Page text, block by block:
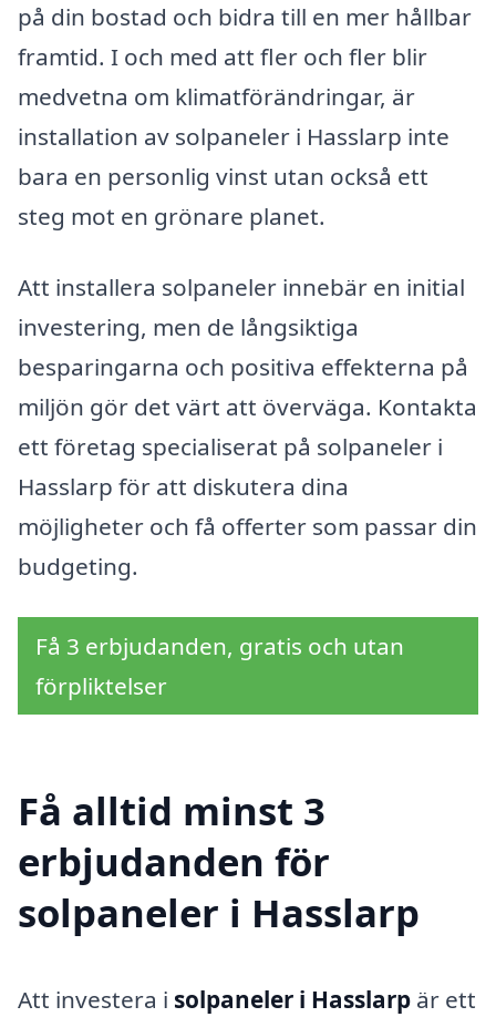
på din bostad och bidra till en mer hållbar
framtid. I och med att fler och fler blir
medvetna om klimatförändringar, är
installation av solpaneler i Hasslarp inte
bara en personlig vinst utan också ett
steg mot en grönare planet.
Att installera solpaneler innebär en initial
investering, men de långsiktiga
besparingarna och positiva effekterna på
miljön gör det värt att överväga. Kontakta
ett företag specialiserat på solpaneler i
Hasslarp för att diskutera dina
möjligheter och få offerter som passar din
budgeting.
Få 3 erbjudanden, gratis och utan
förpliktelser
Få alltid minst 3
erbjudanden för
solpaneler i Hasslarp
Att investera i solpaneler i Hasslarp är ett